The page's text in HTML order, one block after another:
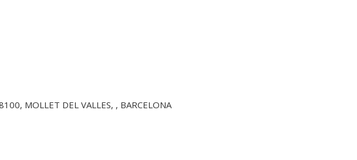
MOLLET DEL VALLES, , BARCELONA